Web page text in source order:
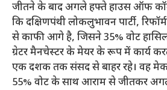
जीतने के बाद अगले हफ्ते हाउस ऑफ
कि दक्षिणपंथी लोकलुभावन पार्टी,
से काफी आगे है, जिसने 35% वोट
ग्रेटर मैनचेस्टर के मेयर के रूप में कार्य
एक दशक तक संसद से बाहर रहे। वह
55% वोट के साथ आराम से जीतकर